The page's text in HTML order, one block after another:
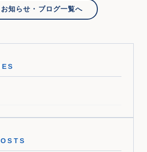
知らせ・ブログ一覧へ